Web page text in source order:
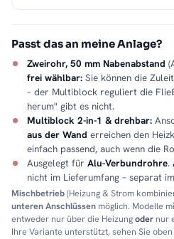
Passt das an meine Anlage?
Zweirohr, 50 mm Nabenabstand
frei wählbar: Sie können die
– der Multiblock reguliert die
herum" gibt es nicht.
Multiblock 2-in-1 & drehbar:
aus der Wand erreichen den
einfach passend, auch wenn die
Ausgelegt für Alu-Verbundrohre.
nicht im Lieferumfang – separat
Mischbetrieb(Heizung & Strom
unteren Anschlüssen möglich. Modelle
entweder nur über die Heizungoder nur
Ihre Variante unterstützt, sehen Sie oben